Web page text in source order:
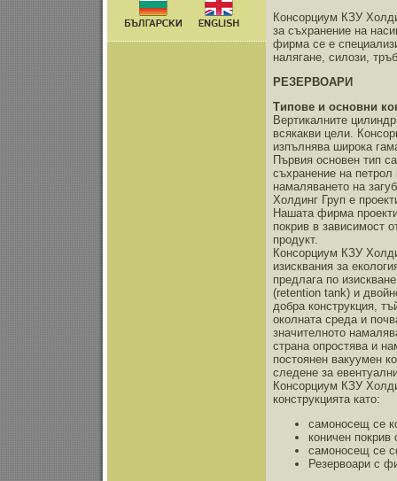
Консорциум КЗУ
за съхранение на
фирма се е
налягане, силози,
РЕЗЕРВОАРИ
Типове и основни
Вертикалните
всякакви цели.
изпълнява широка
Първия основен тип
съхранение на
намаляването на
Холдинг Груп е
Нашата фирма
покрив в зависимост
продукт.
Консорциум КЗУ
изисквания за
предлага по
(retention tank) и
добра конструкция,
околната среда и
значителното
страна опростява и
постоянен вакуумен
следене за
Консорциум КЗУ
конструкцията като:
самоносещ се
коничен
самоносещ се
Резервоари с